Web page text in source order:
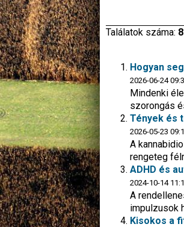
Találatok száma: 8
Hogyan
2026-06-24
Mindenki
szorongás
Tények és
2026-05-23
A
rengeteg
ADHD és
2024-10-14
A
impulzusok
Kisokos a